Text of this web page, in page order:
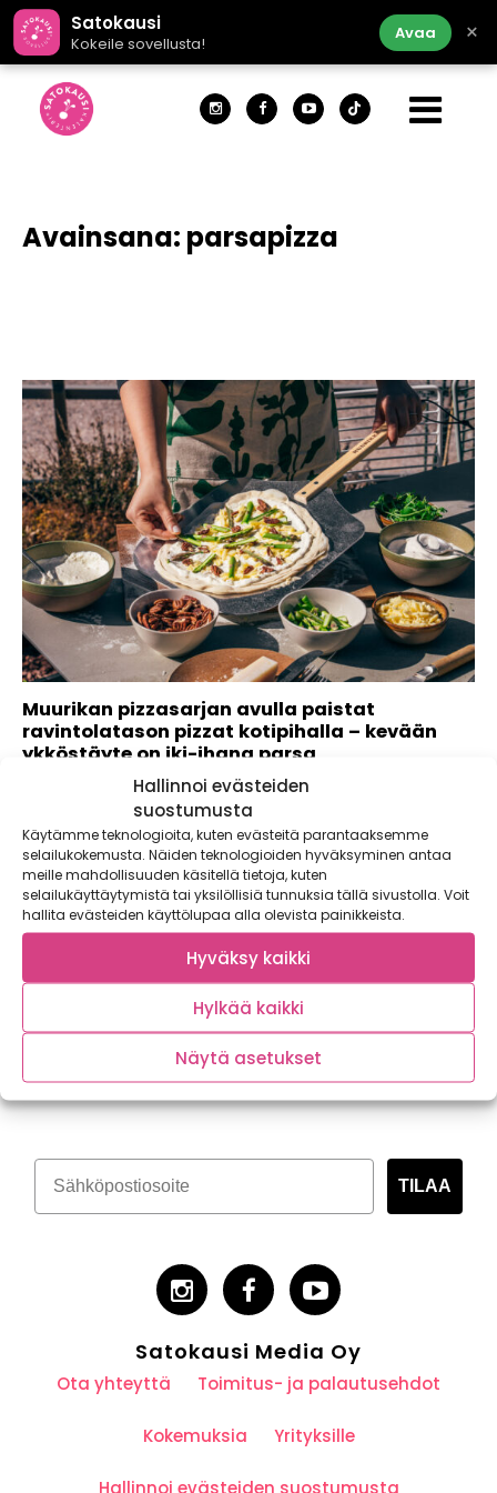
Hallinnoi evästeiden
suostumusta
Käytämme teknologioita, kuten evästeitä parantaaksemme
selailukokemusta. Näiden teknologioiden hyväksyminen antaa
meille mahdollisuuden käsitellä tietoja, kuten
selailukäyttäytymistä tai yksilöllisiä tunnuksia tällä sivustolla. Voit
hallita evästeiden käyttölupaa alla olevista painikkeista.
Hyväksy kaikki
Hylkää kaikki
Näytä asetukset
Satokausi
Kokeile sovellusta!
Avaa ×
Avainsana: parsapizza
Muurikan pizzasarjan avulla paistat
ravintolatason pizzat kotipihalla – kevään
ykköstäyte on iki-ihana parsa
Grillin tuoksu on varma kevään merkki. Muurikan avulla
muutat grillisi pizzauuniksi, jonka käyttö...
Tilaa kasvispitoinen uutiskirje
TILAA
Satokausi Media Oy
Ota yhteyttä Toimitus- ja palautusehdot
Kokemuksia Yrityksille
Hallinnoi evästeiden suostumusta